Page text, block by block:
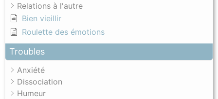
Relations à l'autre
Bien vieillir
Roulette des émotions
Troubles
Anxiété
Dissociation
Humeur